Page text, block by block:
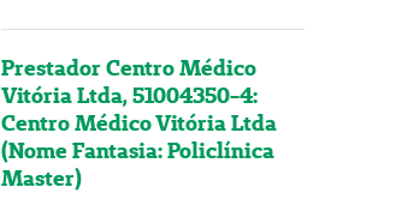
Prestador Centro Médico
Vitória Ltda, 51004350-4:
Centro Médico Vitória Ltda
(Nome Fantasia: Policlínica
Master)